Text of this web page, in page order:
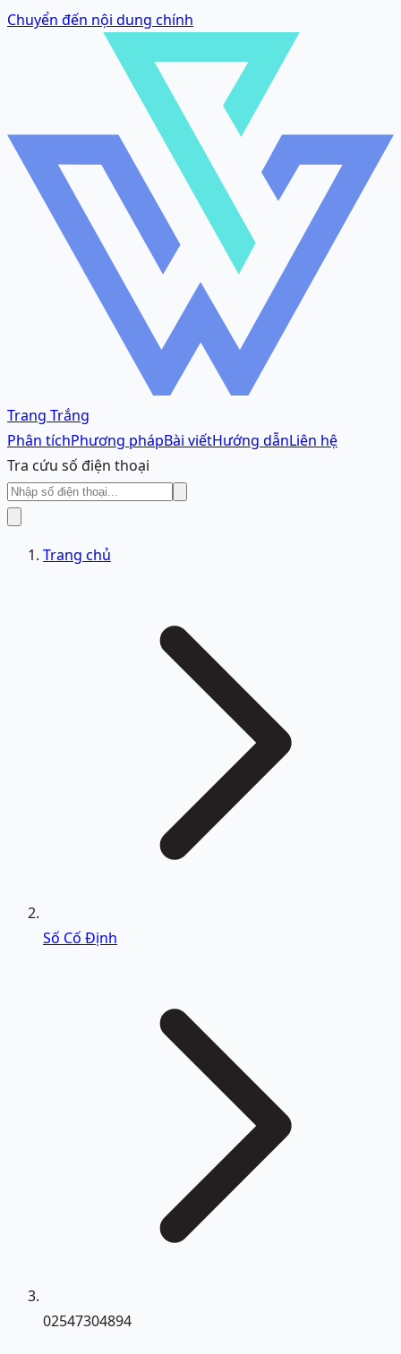
Chuyển đến nội dung chính
Trang Trắng
Phân tíchPhương phápBài viếtHướng dẫnLiên hệ
Tra cứu số điện thoại
Trang chủ
Số Cố Định
02547304894